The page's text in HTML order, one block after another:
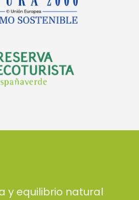
y equilibrio natural